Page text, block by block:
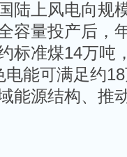
陆上风电向规
容量投产后，
标准煤14万吨
能可满足约
能源结构、推